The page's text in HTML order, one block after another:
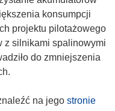
m
o
k
n
)
konsumpcji
projektu pilotażowego
z silnikami spalinowymi
do zmniejszenia
na jego stronie